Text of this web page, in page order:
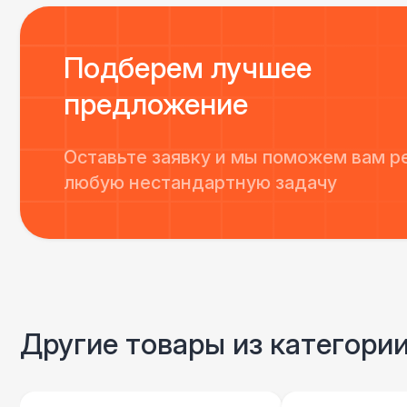
Подберем лучшее
предложение
Оставьте заявку и мы поможем вам
любую нестандартную задачу
Другие товары из